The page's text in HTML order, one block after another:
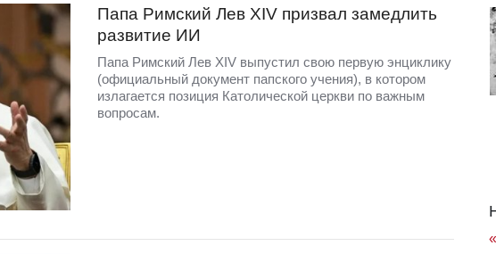
Папа Римский Лев XIV призвал замедлить
развитие ИИ
Папа Римский Лев XIV выпустил свою первую энциклику
(официальный документ папского учения), в котором
излагается позиция Католической церкви по важным
вопросам.